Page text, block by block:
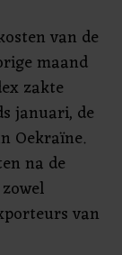
van de
maand
zakte
januari, de
Oekraïne.
na de
van